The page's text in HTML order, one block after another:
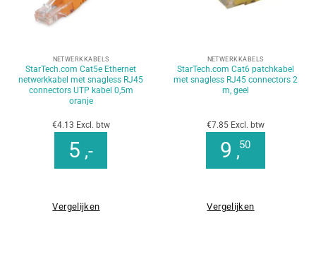
NETWERKKABELS
StarTech.com Cat5e Ethernet
netwerkkabel met snagless RJ45
connectors UTP kabel 0,5m
oranje
€4.13 Excl. btw
5 ,-
Vergelijken
NETWERKKABELS
StarTech.com Cat6 patchkabel
met snagless RJ45 connectors 2
m, geel
€7.85 Excl. btw
9 ,50
Vergelijken